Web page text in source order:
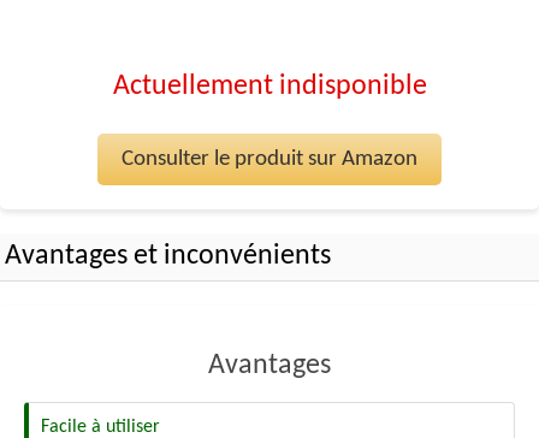
Actuellement indisponible
Consulter le produit sur Amazon
Avantages et inconvénients
Avantages
Facile à utiliser